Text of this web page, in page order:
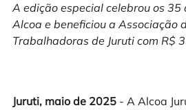
A edição especial celebrou os 35
Alcoa e beneficiou a Associação
Trabalhadoras de Juruti com R$
Juruti, maio de 2025- A Alcoa